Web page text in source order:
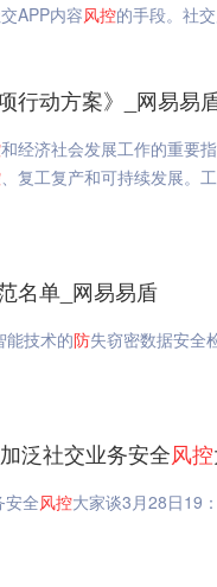
APP内容风控的手段。社
行动方案》_网易易
和经济社会发展工作的重要
、复工复产和可持续发展。
名单_网易易盾
能技术的防失窃密数据安全
泛社交业务安全风控
安全风控大家谈3月28日19